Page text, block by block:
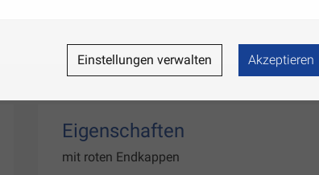
Eigenschaften
mit roten Endkappen
Einstellungen verwalten Akzeptieren